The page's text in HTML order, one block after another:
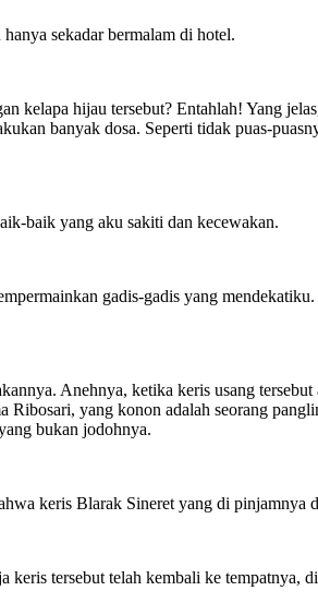
sekadar bermalam di hotel.
kelapa hijau tersebut? Entahlah! Yang
banyak dosa. Seperti tidak puas-
baik yang aku sakiti dan kecewakan.
gadis-gadis yang mendekatiku.
Anehnya, ketika keris usang
Ribosari, yang konon adalah seorang
bukan jodohnya.
keris Blarak Sineret yang di pinjamnya
tersebut telah kembali ke tempatnya,